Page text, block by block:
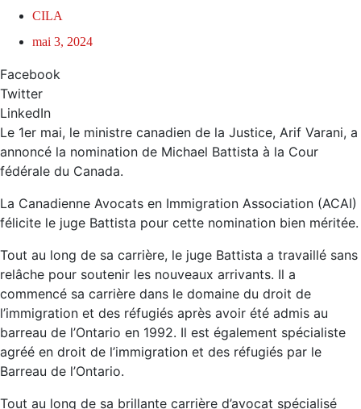
CILA
mai 3, 2024
Facebook
Twitter
LinkedIn
Le 1er mai, le ministre canadien de la Justice, Arif Varani, a
annoncé la nomination de Michael Battista à la Cour
fédérale du Canada.
La Canadienne Avocats en Immigration Association (ACAI)
félicite le juge Battista pour cette nomination bien méritée.
Tout au long de sa carrière, le juge Battista a travaillé sans
relâche pour soutenir les nouveaux arrivants. Il a
commencé sa carrière dans le domaine du droit de
l’immigration et des réfugiés après avoir été admis au
barreau de l’Ontario en 1992. Il est également spécialiste
agréé en droit de l’immigration et des réfugiés par le
Barreau de l’Ontario.
Tout au long de sa brillante carrière d’avocat spécialisé